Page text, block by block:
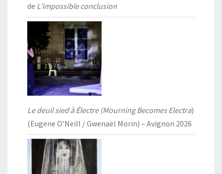
de L’impossible conclusion
Le deuil sied à Électre (Mourning Becomes Electra)
(Eugene O’Neill / Gwenaël Morin) – Avignon 2026